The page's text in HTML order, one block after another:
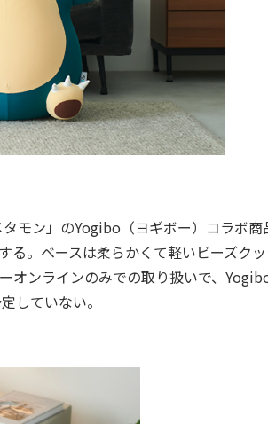
モン」のYogibo（ヨギボー）コラボ商
る。ベースは柔らかくて軽いビーズク
オンラインのみでの取り扱いで、
していない。